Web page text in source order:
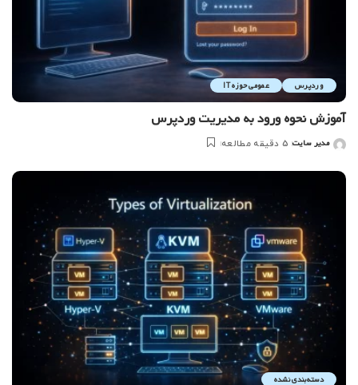
وردپرس عمومی حوزه IT
آموزش نحوه ورود به مدیریت وردپرس
ارسال
توسط
مدیر سایت 5 دقیقه مطالعه
دسته‌بندی نشده